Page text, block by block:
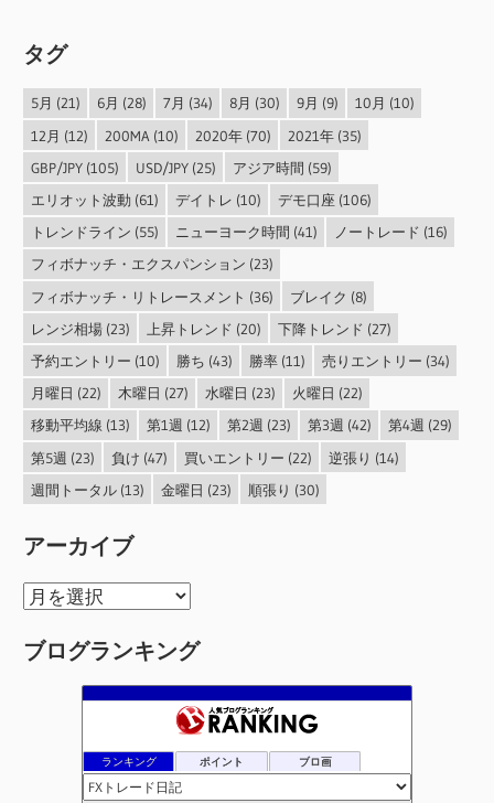
タグ
5月 (21) 6月 (28) 7月 (34) 8月 (30) 9月 (9) 10月 (10)
12月 (12) 200MA (10) 2020年(70) 2021年(35)
GBP/JPY(105) USD/JPY(25) アジア時間 (59)
エリオット波動 (61) デイトレ (10) デモ口座 (106)
トレンドライン (55) ニューヨーク時間 (41) ノートレード (16)
フィボナッチ・エクスパンション (23)
フィボナッチ・リトレースメント (36) ブレイク (8)
レンジ相場(23) 上昇トレンド (20) 下降トレンド (27)
予約エントリー (10) 勝ち (43) 勝率(11) 売りエントリー (34)
月曜日 (22) 木曜日 (27) 水曜日 (23) 火曜日 (22)
移動平均線 (13) 第1週 (12) 第2週 (23) 第3週 (42) 第4週 (29)
第5週 (23) 負け (47) 買いエントリー (22) 逆張り (14)
週間トータル(13) 金曜日 (23) 順張り (30)
アーカイブ
ア
カ
ブログランキング
ランキング ポイント ブロ画